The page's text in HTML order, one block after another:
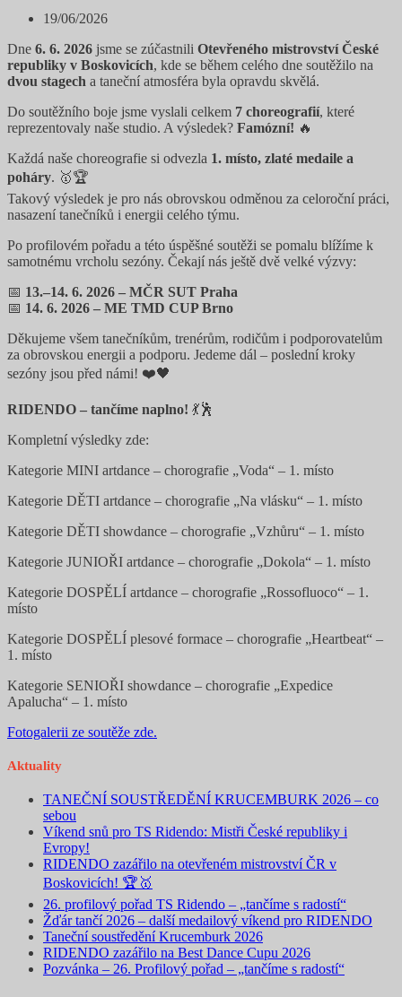
Příspěvek
publikován
19/06/2026
Dne 6. 6. 2026 jsme se zúčastnili Otevřeného mistrovství České
republiky v Boskovicích, kde se během celého dne soutěžilo na
dvou stagech a taneční atmosféra byla opravdu skvělá.
Do soutěžního boje jsme vyslali celkem 7 choreografií, které
reprezentovaly naše studio. A výsledek? Famózní! 🔥
Každá naše choreografie si odvezla 1. místo, zlaté medaile a
poháry. 🥇🏆
Takový výsledek je pro nás obrovskou odměnou za celoroční práci,
nasazení tanečníků i energii celého týmu.
Po profilovém pořadu a této úspěšné soutěži se pomalu blížíme k
samotnému vrcholu sezóny. Čekají nás ještě dvě velké výzvy:
📅 13.–14. 6. 2026 – MČR SUT Praha
📅 14. 6. 2026 – ME TMD CUP Brno
Děkujeme všem tanečníkům, trenérům, rodičům i podporovatelům
za obrovskou energii a podporu. Jedeme dál – poslední kroky
sezóny jsou před námi! ❤️🖤
RIDENDO – tančíme naplno! 💃🕺
Kompletní výsledky zde:
Kategorie MINI artdance – chorografie „Voda“ – 1. místo
Kategorie DĚTI artdance – chorografie „Na vlásku“ – 1. místo
Kategorie DĚTI showdance – chorografie „Vzhůru“ – 1. místo
Kategorie JUNIOŘI artdance – chorografie „Dokola“ – 1. místo
Kategorie DOSPĚLÍ artdance – chorografie „Rossofluoco“ – 1.
místo
Kategorie DOSPĚLÍ plesové formace – chorografie „Heartbeat“ –
1. místo
Kategorie SENIOŘI showdance – chorografie „Expedice
Apalucha“ – 1. místo
Fotogalerii ze soutěže zde.
Aktuality
TANEČNÍ SOUSTŘEDĚNÍ KRUCEMBURK 2026 – co
sebou
Víkend snů pro TS Ridendo: Mistři České republiky i
Evropy!
RIDENDO zazářilo na otevřeném mistrovství ČR v
Boskovicích! 🏆🥇
26. profilový pořad TS Ridendo – „tančíme s radostí“
Žďár tančí 2026 – další medailový víkend pro RIDENDO
Taneční soustředění Krucemburk 2026
RIDENDO zazářilo na Best Dance Cupu 2026
Pozvánka – 26. Profilový pořad – „tančíme s radostí“